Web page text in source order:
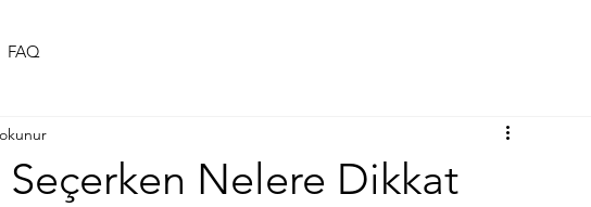
FAQ
Seçerken Nelere Dikkat